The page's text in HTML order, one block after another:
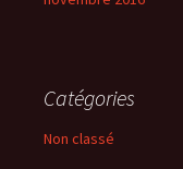
Catégories
Non classé